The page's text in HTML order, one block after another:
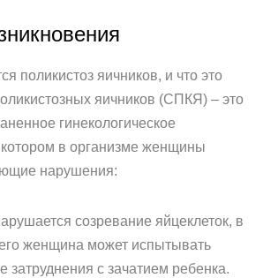
поликистоз яичников, и что это
яичников (СПКЯ) – это
гинекологическое
в организме женщины
нарушения:
созревание яйцеклеток, в
женщина может испытывать
затруднения с зачатием ребенка.